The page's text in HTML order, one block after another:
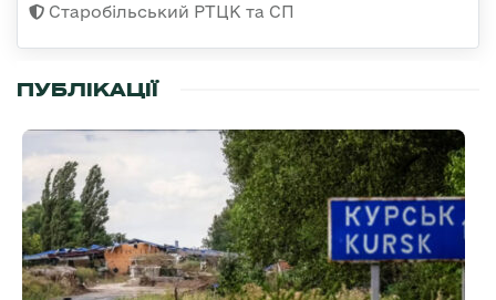
Старобільський РТЦК та СП
ПУБЛІКАЦІЇ